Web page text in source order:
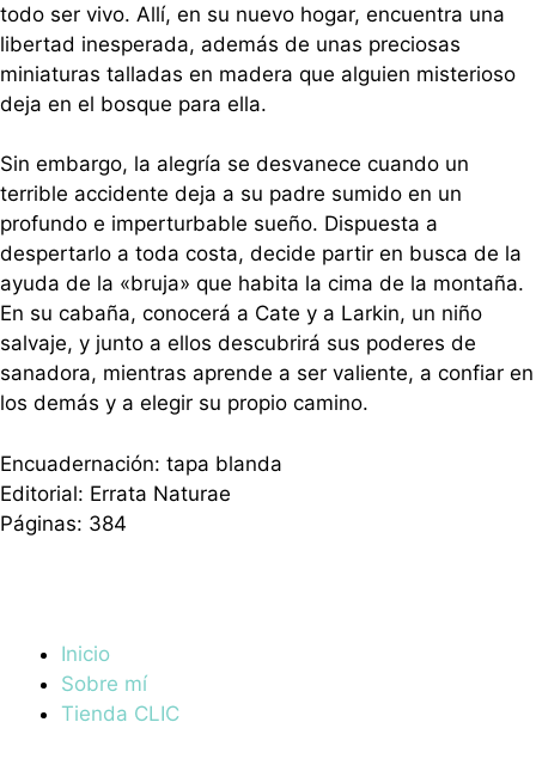
todo ser vivo. Allí, en su nuevo hogar, encuentra una
libertad inesperada, además de unas preciosas
miniaturas talladas en madera que alguien misterioso
deja en el bosque para ella.
Sin embargo, la alegría se desvanece cuando un
terrible accidente deja a su padre sumido en un
profundo e imperturbable sueño. Dispuesta a
despertarlo a toda costa, decide partir en busca de la
ayuda de la «bruja» que habita la cima de la montaña.
En su cabaña, conocerá a Cate y a Larkin, un niño
salvaje, y junto a ellos descubrirá sus poderes de
sanadora, mientras aprende a ser valiente, a confiar en
los demás y a elegir su propio camino.
Encuadernación: tapa blanda
Editorial: Errata Naturae
Páginas: 384
Inicio
Sobre mí
Tienda CLIC